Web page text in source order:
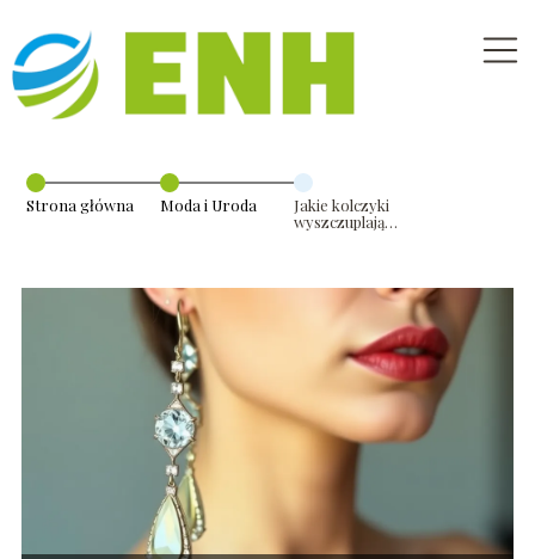
Strona główna Moda i Uroda
Jakie kolczyki
wyszczuplają